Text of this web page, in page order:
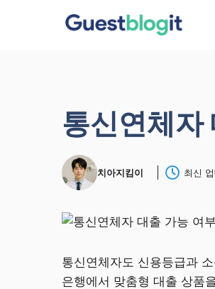
통신연체자
치아지킴이 최신
통신연체자도 신용등급과
은행에서 맞춤형 대출 상품